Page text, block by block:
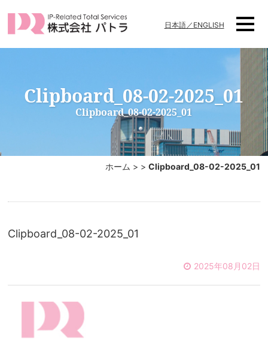
日本語／ENGLISH
Clipboard_08-02-2025_01
Clipboard_08-02-2025_01
ホーム > > Clipboard_08-02-2025_01
Clipboard_08-02-2025_01
2025年08月02日